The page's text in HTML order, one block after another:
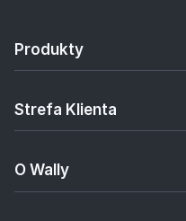
Produkty
Strefa Klienta
O Wally